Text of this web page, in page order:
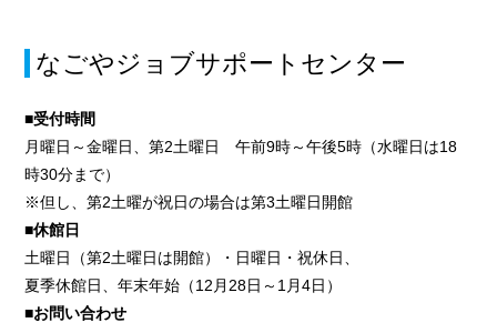
なごやジョブサポートセンター
■受付時間
月曜日～金曜日、第2土曜日 午前9時～午後5時（水曜日は18
時30分まで）
※但し、第2土曜が祝日の場合は第3土曜日開館
■休館日
土曜日（第2土曜日は開館）・日曜日・祝休日、
夏季休館日、年末年始（12月28日～1月4日）
■お問い合わせ